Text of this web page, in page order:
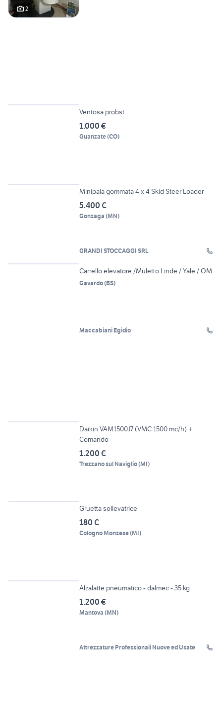
2
Ventosa probst
1.000 €
Guanzate(CO)
Minipala gommata 4 x 4 Skid Steer Loader
5.400 €
Gonzaga (MN)
GRANDI STOCCAGGI SRL
Carrello elevatore /Muletto Linde / Yale / OM
Gavardo(BS)
Maccabiani Egidio
Daikin VAM1500J7 (VMC 1500 mc/h) +
Comando
1.200 €
Trezzano sul Naviglio(MI)
Gruetta sollevatrice
180 €
Cologno Monzese(MI)
Alzalatte pneumatico - dalmec - 35 kg
1.200 €
Mantova (MN)
Attrezzature Professionali Nuove ed Usate